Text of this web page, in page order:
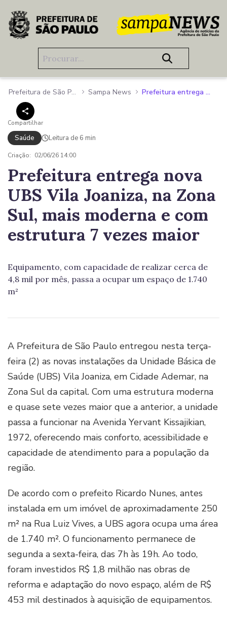
Pular para o Conteúdo principal
Prefeitura de São Paulo Sampa News Prefeitura entrega nova UBS Vila Joaniza, na Zona Sul, mais moderna e com estrutura 7 vezes maior
Compartilhar
Saúde Leitura de 6 min
Criação: 02/06/26 14:00
Prefeitura entrega nova
UBS Vila Joaniza, na Zona
Sul, mais moderna e com
estrutura 7 vezes maior
Equipamento, com capacidade de realizar cerca de
4,8 mil por mês, passa a ocupar um espaço de 1.740
m²
A Prefeitura de São Paulo entregou nesta terça-
feira (2) as novas instalações da Unidade Básica de
Saúde (UBS) Vila Joaniza, em Cidade Ademar, na
Zona Sul da capital. Com uma estrutura moderna
e quase sete vezes maior que a anterior, a unidade
passa a funcionar na Avenida Yervant Kissajikian,
1972, oferecendo mais conforto, acessibilidade e
capacidade de atendimento para a população da
região.
De acordo com o prefeito Ricardo Nunes, antes
instalada em um imóvel de aproximadamente 250
m² na Rua Luiz Vives, a UBS agora ocupa uma área
de 1.740 m². O funcionamento permanece de
segunda a sexta-feira, das 7h às 19h. Ao todo,
foram investidos R$ 1,8 milhão nas obras de
reforma e adaptação do novo espaço, além de R$
453 mil destinados à aquisição de equipamentos.